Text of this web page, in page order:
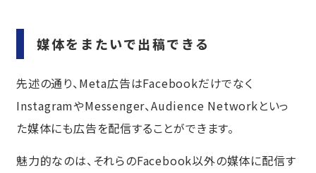
媒体をまたいで出稿できる
先述の通り、Meta広告はFacebookだけでなく
InstagramやMessenger、Audience Networkといっ
た媒体にも広告を配信することができます。
魅力的なのは、それらのFacebook以外の媒体に配信す